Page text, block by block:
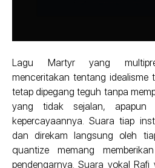
Lagu Martyr yang
menceritakan tentang idealisme
tetap dipegang teguh tanpa
yang tidak sejalan, apapun
kepercayaannya. Suara tiap
dan direkam langsung oleh
quantize memang
pendengarnya. Suara vokal Rafi